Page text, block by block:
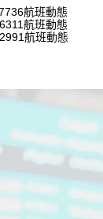
航班動態
航班動態
航班動態